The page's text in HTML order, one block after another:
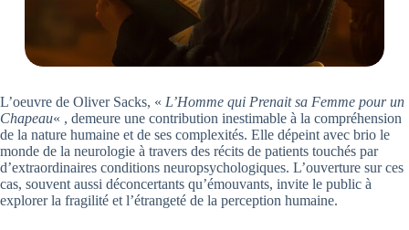
L’oeuvre de Oliver Sacks, « L’Homme qui Prenait sa Femme pour un
Chapeau« , demeure une contribution inestimable à la compréhension
de la nature humaine et de ses complexités. Elle dépeint avec brio le
monde de la neurologie à travers des récits de patients touchés par
d’extraordinaires conditions neuropsychologiques. L’ouverture sur ces
cas, souvent aussi déconcertants qu’émouvants, invite le public à
explorer la fragilité et l’étrangeté de la perception humaine.